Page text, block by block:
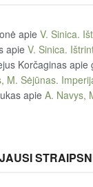
apie V. Sinica.
apie V. Sinica.
Korčaginas apie
M. Sėjūnas.
apie A. Navys,